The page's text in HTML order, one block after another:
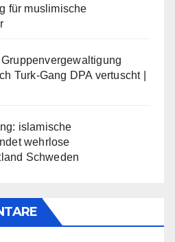
für muslimische
Turk-Gang DPA vertuscht |
islamische
wehrlose
Schweden